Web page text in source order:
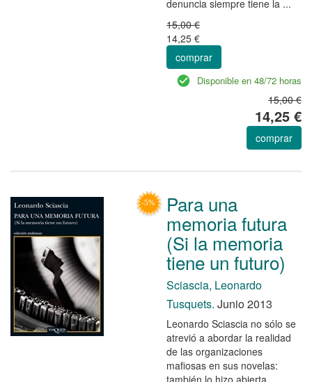
denuncia siempre tiene la ...
15,00 €
14,25 €
comprar
Disponible en 48/72 horas
15,00 €
14,25 €
comprar
Para una
memoria futura
(Si la memoria
tiene un futuro)
Sciascia, Leonardo
Tusquets. Junio 2013
Leonardo Sciascia no sólo se
atrevió a abordar la realidad
de las organizaciones
mafiosas en sus novelas:
también lo hizo abierta,